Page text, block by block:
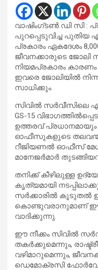
വാഷിംഗ്‌ടൺ ഡി സി
പുറപ്പെടുവിച്ച പുതിയ
പ്രകാരം ഏകദേശം
ജീവനക്കാരുടെ
നിയമപ്രകാരം കാരണം
ഇവരെ ജോലിയിൽ നിന്ന്
സാധിക്കും.
സിവിൽ സർവീസിലെ
GS-15
ഉത്തരവ്
ഓഫീസുകളുടെ
റീജിയണൽ ഓഫീസ്
മാനേജർമാർ
തനിക്ക് കീഴിലുള്ള
കൃത്യമായി
സർക്കാരിൽ കൂടുതൽ
കൊണ്ടുവരാനുമാണ് ഈ
വാദിക്കുന്നു.
ഈ നീക്കം സിവിൽ
തകർക്കുമെന്നും,
വഴിമാറുമെന്നും,
ഡെമോക്രസി